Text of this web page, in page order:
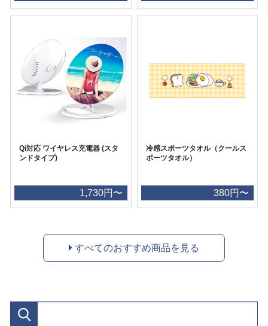
Qi対応 ワイヤレス充電器 (スタ
ンドタイプ)
1,730円〜
冷感スポーツタオル（クールス
ポーツタオル）
380円〜
すべてのおすすめ商品を見る